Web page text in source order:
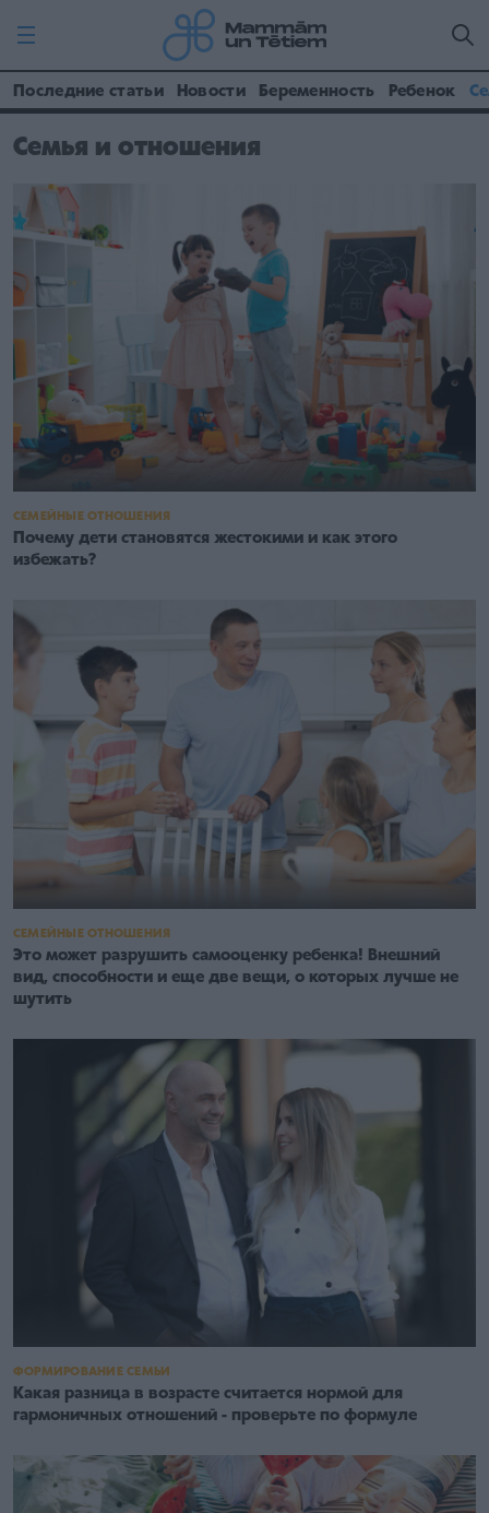
Последние статьи Новости Беременность Ребенок
Семья и отношения
СЕМЕЙНЫЕ ОТНОШЕНИЯ
Почему дети становятся жестокими и как этого
избежать?
СЕМЕЙНЫЕ ОТНОШЕНИЯ
Это может разрушить самооценку ребенка! Внешний
вид, способности и еще две вещи, о которых лучше не
шутить
ФОРМИРОВАНИЕ СЕМЬИ
Какая разница в возрасте считается нормой для
гармоничных отношений - проверьте по формуле